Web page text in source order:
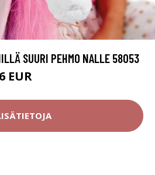
SUURI PEHMO NALLE 58053
EUR